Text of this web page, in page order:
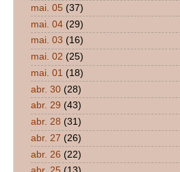
mai. 05 (37)
mai. 04 (29)
mai. 03 (16)
mai. 02 (25)
mai. 01 (18)
abr. 30 (28)
abr. 29 (43)
abr. 28 (31)
abr. 27 (26)
abr. 26 (22)